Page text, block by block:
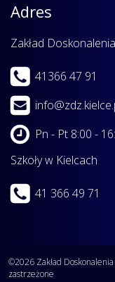
Adres
Zakład
41366 47 91
Pn - Pt 8:00 -
Szkoły w Kielcach
41 366 49 71
©2026 Zakład
zastrzeżone